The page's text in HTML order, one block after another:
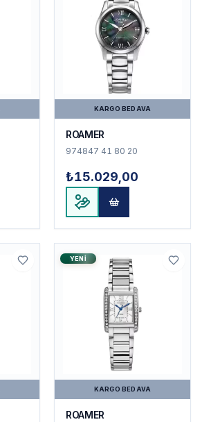
KARGO BEDAVA
ROAMER
974847 41 80 20
₺15.029,00
YENI
KARGO BEDAVA
ROAMER